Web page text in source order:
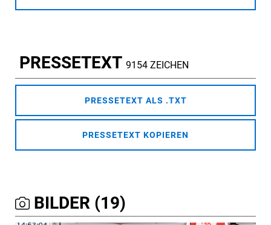
PRESSETEXT 9154 ZEICHEN
PRESSETEXT ALS .TXT
PRESSETEXT KOPIEREN
BILDER (19)